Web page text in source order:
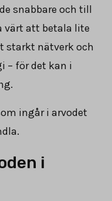
snabbare och till
värt att betala lite
starkt nätverk och
– för det kan i
ingår i arvodet
i